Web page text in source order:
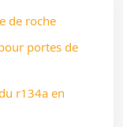
de roche
portes de
r134a en